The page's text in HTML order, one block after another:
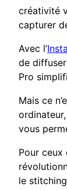
créativité
capturer
Avec l’
de
Pro
Mais ce
vous
Pour ceux
le